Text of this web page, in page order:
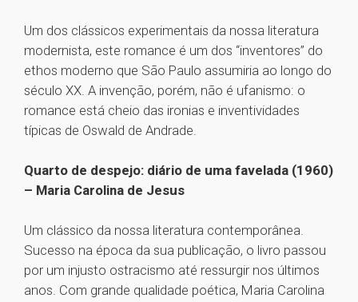
Um dos clássicos experimentais da nossa literatura
modernista, este romance é um dos “inventores” do
ethos moderno que São Paulo assumiria ao longo do
século XX. A invenção, porém, não é ufanismo: o
romance está cheio das ironias e inventividades
típicas de Oswald de Andrade.
Quarto de despejo: diário de uma favelada (1960)
– Maria Carolina de Jesus
Um clássico da nossa literatura contemporânea.
Sucesso na época da sua publicação, o livro passou
por um injusto ostracismo até ressurgir nos últimos
anos. Com grande qualidade poética, Maria Carolina